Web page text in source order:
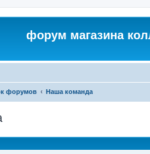
форум магазина
форумов Наша команда